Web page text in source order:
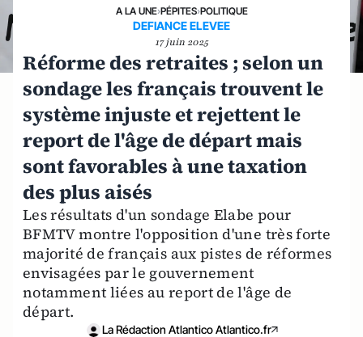
A LA UNE›PÉPITES›POLITIQUE
DEFIANCE ELEVEE
17 juin 2025
Réforme des retraites ; selon un
sondage les français trouvent le
système injuste et rejettent le
report de l'âge de départ mais
sont favorables à une taxation
des plus aisés
Les résultats d'un sondage Elabe pour
BFMTV montre l'opposition d'une très forte
majorité de français aux pistes de réformes
envisagées par le gouvernement
notamment liées au report de l'âge de
départ.
La Rédaction Atlantico Atlantico.fr